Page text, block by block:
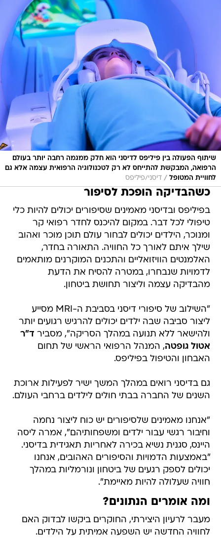
שיתוף הפעולה בין פיליפס לדיסני הוא חלק ממגמה רחבה יותר בעולם
הרפואה, המבקשת להתייחס לא רק לטכנולוגיה הרפואית עצמה אלא גם
לחוויית המטופל / דיסני/פיליפס
כשהבדיקה הופכת לסיפור
בפיליפס ובדיסני מאמינים שסיפורים יכולים להיות כלי
טיפולי לכל דבר. במקום להיכנס לחדר רפואי קר
ומנוכר, הילדים יכולים לבחור עולם תוכן מוכר ואהוב
שילך איתם לאורך כל החוויה. התאורה בחדר,
האלמנטים הוויזואליים והתכנים המוקרנים מותאמים
לדמויות שנבחרו, במטרה להסיח את הדעת
מהבדיקה עצמה וליצור תחושת ביטחון.
"השילוב של סיפורי דיסני בסביבת ה-MRI מסייע
ליצור סביבה שבה ילדים יכולים להרגיש רגועים יותר
ולהישאר ללא תנועה במהלך הסריקה", מסביר ד"ר
אטול גופטה, המנהל הרפואי הראשי של תחום
האבחון והטיפול בפיליפס.
גם בדיסני רואים במהלך המשך ישיר לפעילות ארוכת
השנים של החברה בבתי חולים לילדים ברחבי העולם.
"אנחנו מאמינים שלסיפורים יש כוח ליצור נחמה
וחיבור רגשי עבור ילדים ומשפחותיהם", אמרה ליסה
היינס, סגנית נשיא בכירה לאחריות תאגידית בדיסני.
"באמצעות הדמויות והסיפורים האהובים, אנחנו
יכולים לספק רגעים של ביטחון ונורמליות במהלך
חוויה שעלולה להיות מאיימת".
ומה אומרים הנתונים?
מעבר לרעיון היצירתי, החוקרים ביקשו לבדוק האם
לחוויה החדשה יש השפעה אמיתית על הילדים.